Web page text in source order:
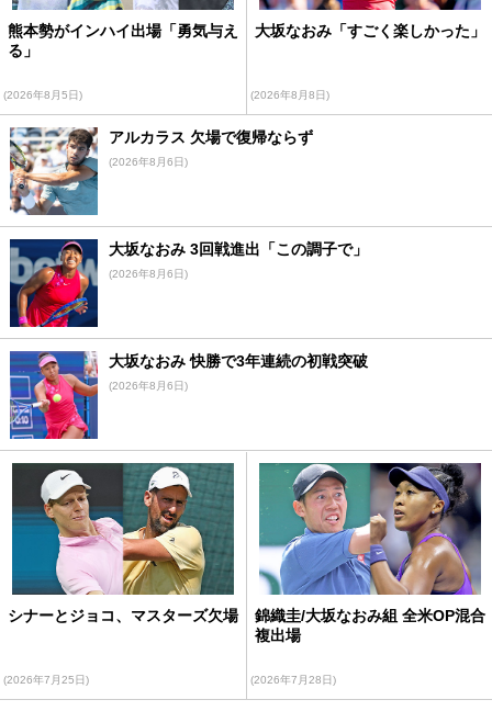
熊本勢がインハイ出場「勇気与え
る」
(2026年8月5日)
大坂なおみ「すごく楽しかった」
(2026年8月8日)
アルカラス 欠場で復帰ならず
(2026年8月6日)
大坂なおみ 3回戦進出「この調子で」
(2026年8月6日)
大坂なおみ 快勝で3年連続の初戦突破
(2026年8月6日)
シナーとジョコ、マスターズ欠場
(2026年7月25日)
錦織圭/大坂なおみ組 全米OP混合
複出場
(2026年7月28日)